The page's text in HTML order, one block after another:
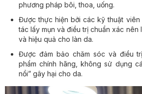
phương pháp bôi, thoa, uống.
Được thực hiện bởi các kỹ thuật
tác lấy mụn và điều trị chuẩn xác nên
và hiệu quả cho làn da.
Được đảm bảo chăm sóc và điều
phẩm chính hãng, không sử dụng
nổi” gây hại cho da.